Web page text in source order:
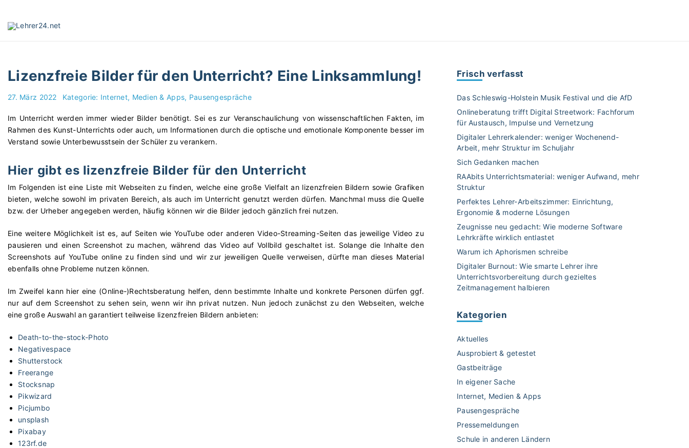
Lizenzfreie Bilder für den Unterricht? Eine Linksammlung!
27. März 2022 Kategorie: Internet, Medien & Apps Pausengespräche
Im Unterricht werden immer wieder Bilder benötigt. Sei es zur Veranschaulichung von wissenschaftlichen Fakten, im
Rahmen des Kunst-Unterrichts oder auch, um Informationen durch die optische und emotionale Komponente besser im
Verstand sowie Unterbewusstsein der Schüler zu verankern.
Hier gibt es lizenzfreie Bilder für den Unterricht
Im Folgenden ist eine Liste mit Webseiten zu finden, welche eine große Vielfalt an lizenzfreien Bildern sowie Grafiken
bieten, welche sowohl im privaten Bereich, als auch im Unterricht genutzt werden dürfen. Manchmal muss die Quelle
bzw. der Urheber angegeben werden, häufig können wir die Bilder jedoch gänzlich frei nutzen.
Eine weitere Möglichkeit ist es, auf Seiten wie YouTube oder anderen Video-Streaming-Seiten das jeweilige Video zu
pausieren und einen Screenshot zu machen, während das Video auf Vollbild geschaltet ist. Solange die Inhalte den
Screenshots auf YouTube online zu finden sind und wir zur jeweiligen Quelle verweisen, dürfte man dieses Material
ebenfalls ohne Probleme nutzen können.
Im Zweifel kann hier eine (Online-)Rechtsberatung helfen, denn bestimmte Inhalte und konkrete Personen dürfen ggf.
nur auf dem Screenshot zu sehen sein, wenn wir ihn privat nutzen. Nun jedoch zunächst zu den Webseiten, welche
eine große Auswahl an garantiert teilweise lizenzfreien Bildern anbieten:
Death-to-the-stock-Photo
Negativespace
Shutterstock
Freerange
Stocksnap
Pikwizard
Picjumbo
unsplash
Pixabay
123rf.de
Frisch verfasst
Das Schleswig-Holstein Musik Festival und die AfD
Onlineberatung trifft Digital Streetwork: Fachforum
für Austausch, Impulse und Vernetzung
Digitaler Lehrerkalender: weniger Wochenend-
Arbeit, mehr Struktur im Schuljahr
Sich Gedanken machen
RAAbits Unterrichtsmaterial: weniger Aufwand, mehr
Struktur
Perfektes Lehrer-Arbeitszimmer: Einrichtung,
Ergonomie & moderne Lösungen
Zeugnisse neu gedacht: Wie moderne Software
Lehrkräfte wirklich entlastet
Warum ich Aphorismen schreibe
Digitaler Burnout: Wie smarte Lehrer ihre
Unterrichtsvorbereitung durch gezieltes
Zeitmanagement halbieren
Kategorien
Aktuelles
Ausprobiert & getestet
Gastbeiträge
In eigener Sache
Internet, Medien & Apps
Pausengespräche
Pressemeldungen
Schule in anderen Ländern